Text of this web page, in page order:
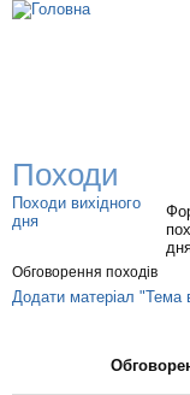
Походи
Походи вихідного
дня
Обговорення походів
Додати матеріал "Тема